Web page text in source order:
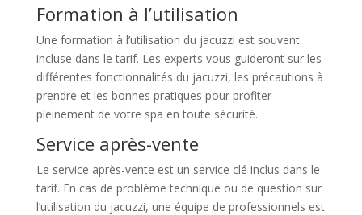
Formation à l’utilisation
Une formation à l’utilisation du jacuzzi est souvent
incluse dans le tarif. Les experts vous guideront sur les
différentes fonctionnalités du jacuzzi, les précautions à
prendre et les bonnes pratiques pour profiter
pleinement de votre spa en toute sécurité.
Service après-vente
Le service après-vente est un service clé inclus dans le
tarif. En cas de problème technique ou de question sur
l’utilisation du jacuzzi, une équipe de professionnels est